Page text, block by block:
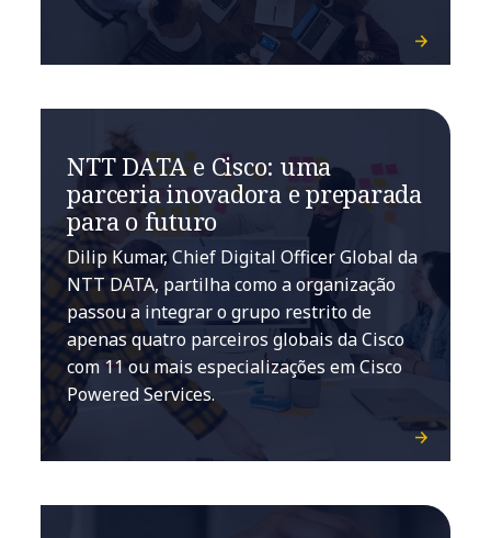
NTT DATA e Cisco: uma
parceria inovadora e preparada
para o futuro
Dilip Kumar, Chief Digital Officer Global da
NTT DATA, partilha como a organização
passou a integrar o grupo restrito de
apenas quatro parceiros globais da Cisco
com 11 ou mais especializações em Cisco
Powered Services.